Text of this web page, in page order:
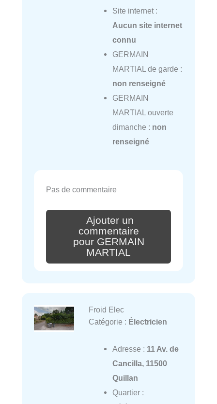
Site internet :
Aucun site internet
connu
GERMAIN
MARTIAL de garde :
non renseigné
GERMAIN
MARTIAL ouverte
dimanche : non
renseigné
Pas de commentaire
Ajouter un
commentaire
pour GERMAIN
MARTIAL
Froid Elec
Catégorie : Électricien
Adresse : 11 Av. de
Cancilla, 11500
Quillan
Quartier :